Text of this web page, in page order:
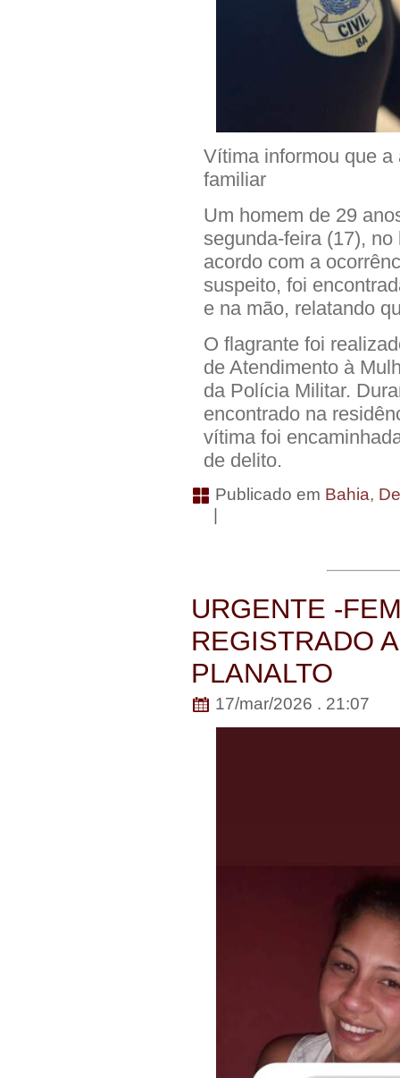
Vítima informou que
familiar
Um homem de 29
segunda-feira (17),
acordo com a
suspeito, foi
e na mão, relatando
O flagrante foi
de Atendimento à
da Polícia Militar.
encontrado na
vítima foi
de delito.
Publicado em Bahia,
|
URGENTE -
REGISTRADO
PLANALTO
17/mar/2026 . 21:07